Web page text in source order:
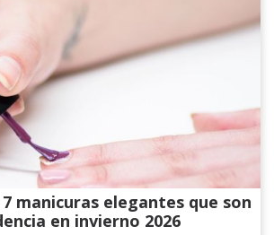
manicuras elegantes que son
en invierno 2026